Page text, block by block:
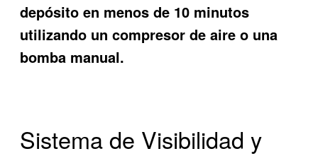
depósito en menos de 10 minutos
utilizando un compresor de aire o una
bomba manual.
Sistema de Visibilidad y